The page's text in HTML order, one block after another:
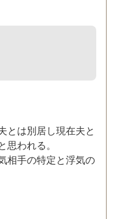
とは別居し現在夫と
思われる。
相手の特定と浮気の